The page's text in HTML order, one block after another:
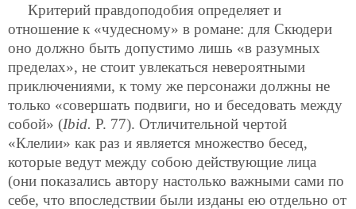
Критерий правдоподобия определяет и
отношение к «чудесному» в романе: для Скюдери
оно должно быть допустимо лишь «в разумных
пределах», не стоит увлекаться невероятными
приключениями, к тому же персонажи должны не
только «совершать подвиги, но и беседовать между
собой» (Ibid. Р. 77). Отличительной чертой
«Клелии» как раз и является множество бесед,
которые ведут между собою действующие лица
(они показались автору настолько важными сами по
себе, что впоследствии были изданы ею отдельно от